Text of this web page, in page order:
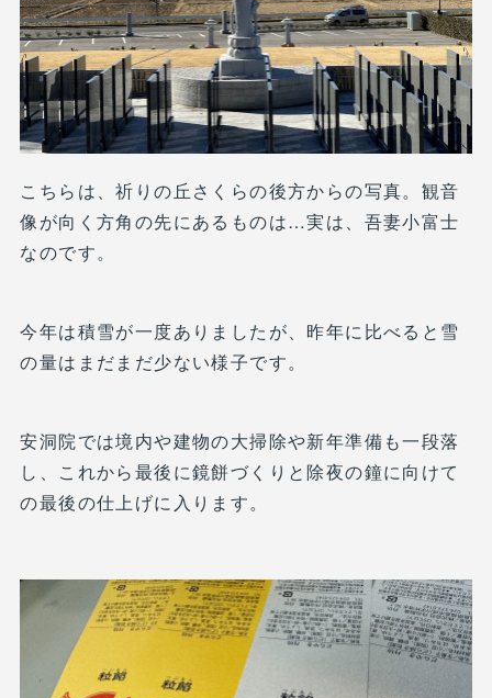
こちらは、祈りの丘さくらの後方からの写真。観音
像が向く方角の先にあるものは…実は、吾妻小富士
なのです。
今年は積雪が一度ありましたが、昨年に比べると雪
の量はまだまだ少ない様子です。
安洞院では境内や建物の大掃除や新年準備も一段落
し、これから最後に鏡餅づくりと除夜の鐘に向けて
の最後の仕上げに入ります。